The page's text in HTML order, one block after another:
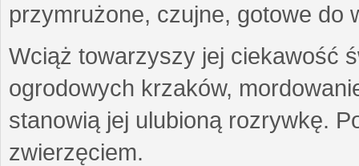
przymrużone, czujne, gotowe do
Wciąż towarzyszy jej ciekawość
ogrodowych krzaków,
stanowią jej ulubioną rozrywkę.
zwierzęciem.